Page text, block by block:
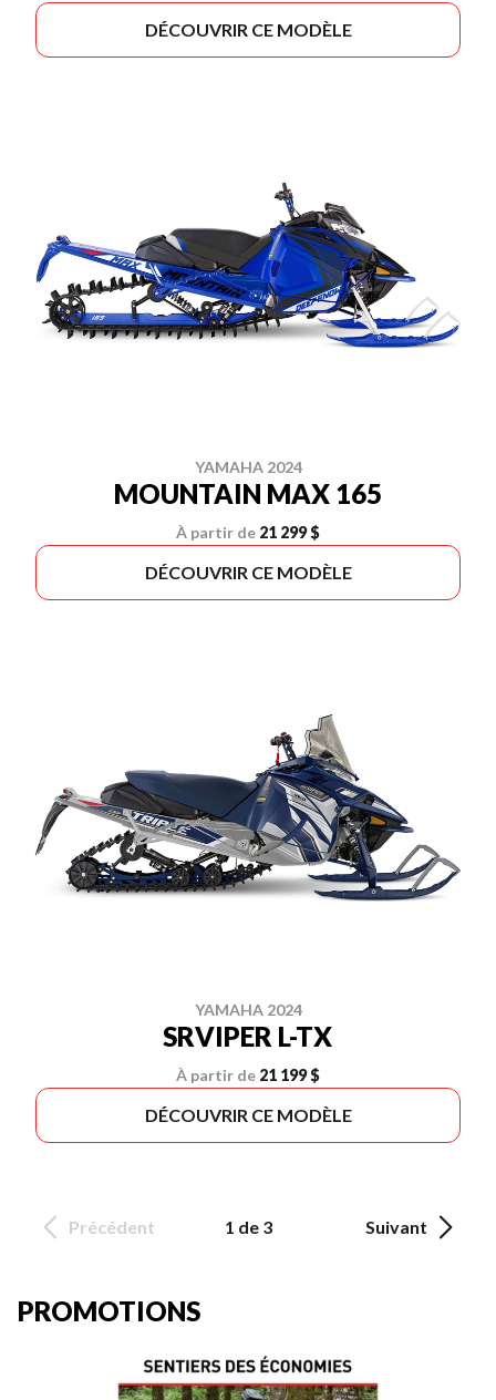
DÉCOUVRIR CE MODÈLE
YAMAHA 2024
MOUNTAIN MAX 165
À partir de 21 299 $
DÉCOUVRIR CE MODÈLE
YAMAHA 2024
SRVIPER L-TX
À partir de 21 199 $
DÉCOUVRIR CE MODÈLE
Précédent 1 de 3 Suivant
PROMOTIONS